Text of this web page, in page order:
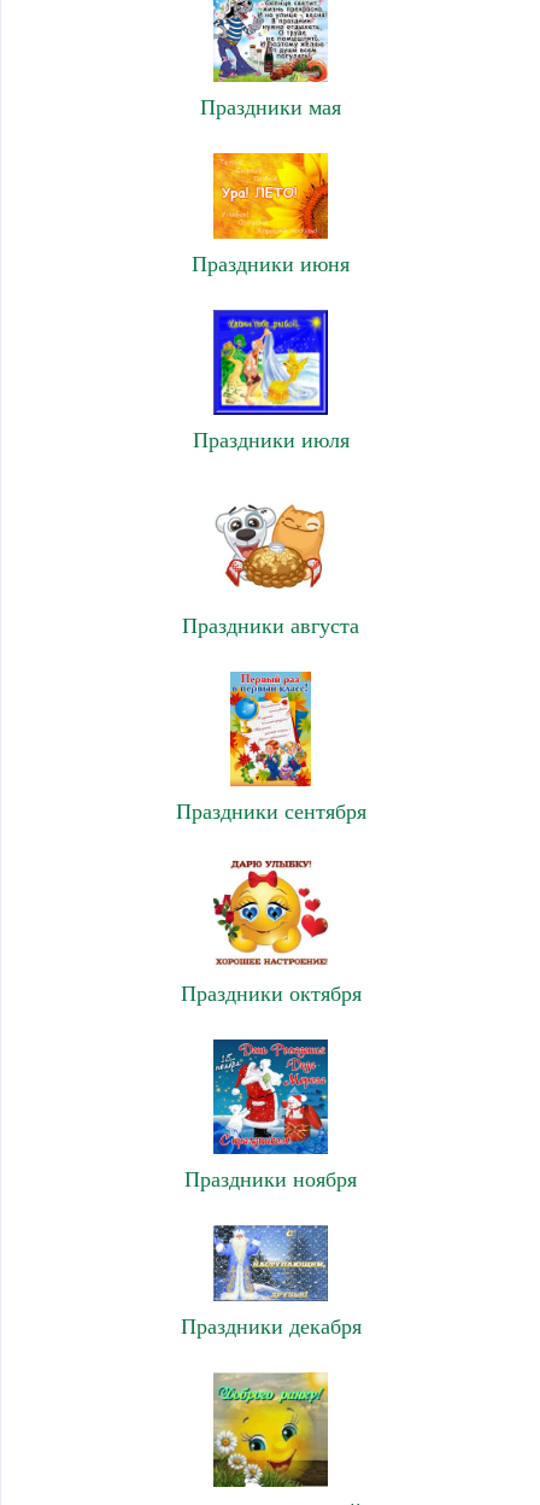
Праздники мая
Праздники июня
Праздники июля
Праздники августа
Праздники сентября
Праздники октября
Праздники ноября
Праздники декабря